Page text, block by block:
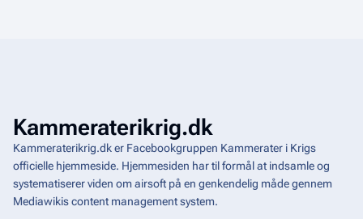
Kammeraterikrig.dk
Kammeraterikrig.dk er Facebookgruppen Kammerater i Krigs
officielle hjemmeside. Hjemmesiden har til formål at indsamle og
systematiserer viden om airsoft på en genkendelig måde gennem
Mediawikiscontent management system.